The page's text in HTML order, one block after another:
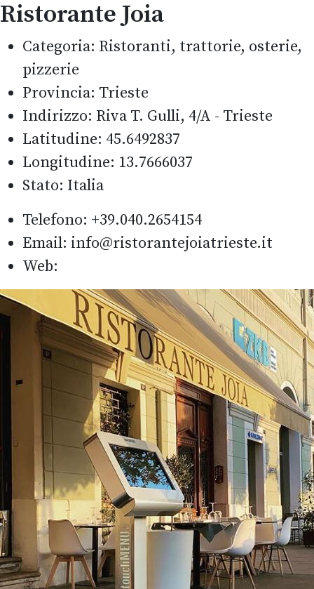
Ristorante Joia
Categoria: Ristoranti, trattorie, osterie,
pizzerie
Provincia: Trieste
Indirizzo: Riva T. Gulli, 4/A - Trieste
Latitudine: 45.6492837
Longitudine: 13.7666037
Stato: Italia
Telefono: +39.040.2654154
Email: info@ristorantejoiatrieste.it
Web: